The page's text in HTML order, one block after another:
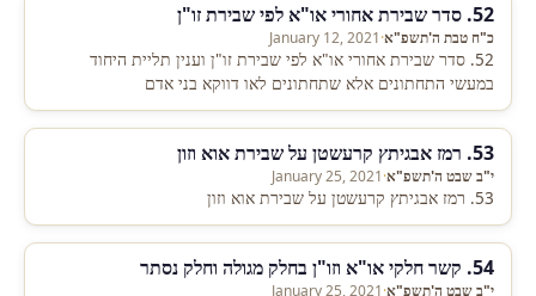
52. סדר שבירת אחורי או"א לפי שבירת זו"ן
כ"ח טבת ה'תשפ"א·
January 12, 2021
52. סדר שבירת אחורי או"א לפי שבירת זו"ן וענין תליית היחוד
במעשי התחתונים אלא שתחתונים לאו דווקא בני אדם
53. רמז אבגיתץ קרעשטן על שבירת אוא וזון
י"ב שבט ה'תשפ"א·
January 25, 2021
53. רמז אבגיתץ קרעשטן על שבירת אוא וזון
54. קשר חלקי או"א וזו"ן בחלק מגולה וחלק נסתר
י"ב שבט ה'תשפ"א·
January 25, 2021